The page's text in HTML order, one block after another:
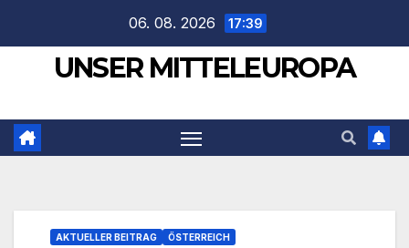
springen
06. 08. 2026 17:39
UNSER MITTELEUROPA
AKTUELLER BEITRAG ÖSTERREICH